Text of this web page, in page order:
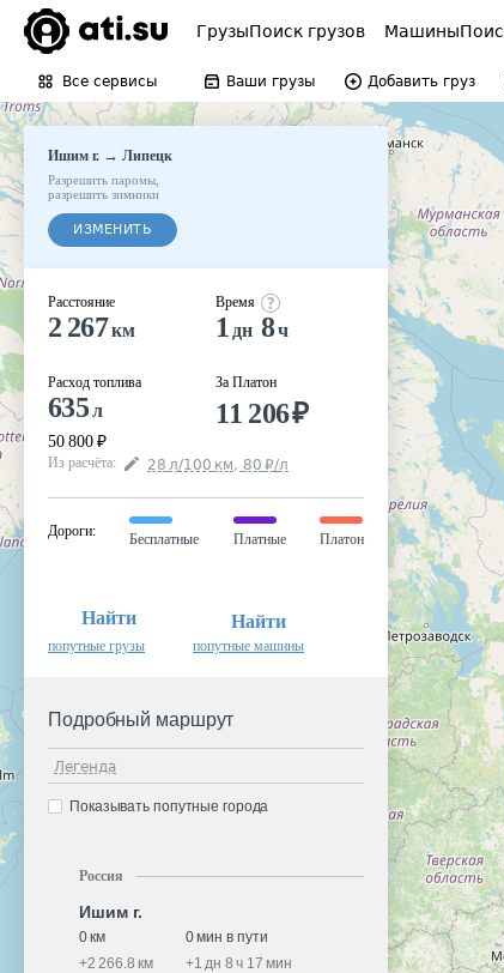
ГрузыПоиск грузов Машины
Все сервисы Ваши грузы Добавить груз
Ишим г. →Липецк
Разрешить паромы
разрешить зимники
ИЗМЕНИТЬ
Расстояние
2 267км
Расход топлива
635л
50 800 ₽
Время
1 дн 8ч
За Платон
11 206₽
Из расчёта: 28 л/100 км, 80 ₽/л
Дороги:
Бесплатные Платные Платон
Найти
попутные грузы
Найти
попутные машины
Подробный маршрут
Легенда
Показывать попутные города
Россия
Ишим г.
0 км
0 мин в пути
+2 266.8 км +1 дн 8 ч 17 мин